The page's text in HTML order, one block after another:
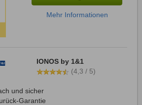
Mehr Informationen
IONOS by 1&1
(4,3 / 5)
und sicher
Garantie